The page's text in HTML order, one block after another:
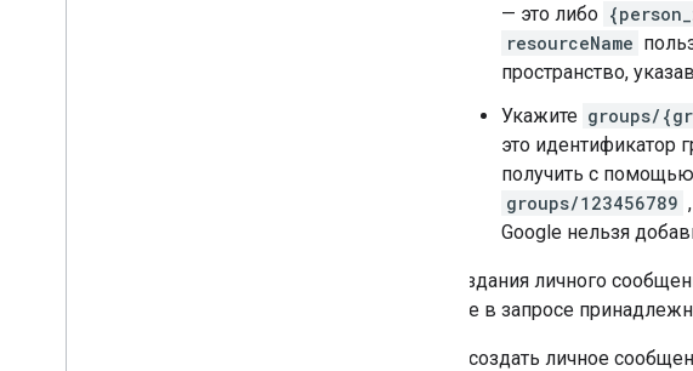
— это либо
resourceName
пространство,
Укажите groups/
это идентификатор
получить с помощью
groups/123456789
Google нельзя
Для создания личного
укажите в запросе
Чтобы создать личное